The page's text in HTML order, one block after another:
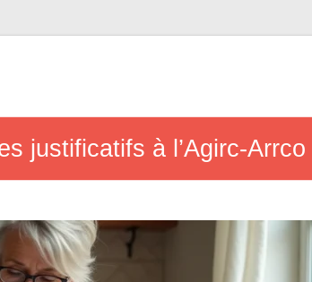
justificatifs à l’Agirc-